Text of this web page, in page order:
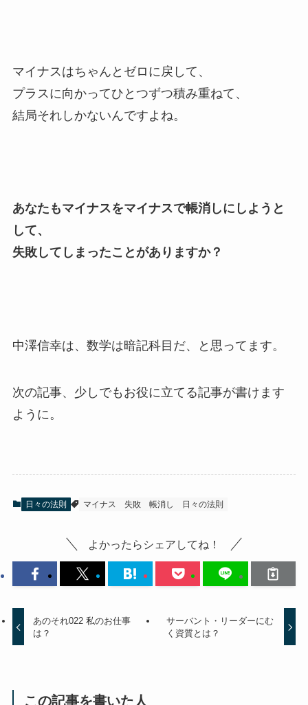
マイナスはちゃんとゼロに戻して、
プラスに向かってひとつずつ積み重ねて、
結局それしかないんですよね。
あなたもマイナスをマイナスで帳消しにしようと
して、
失敗してしまったことがありますか？
中澤信幸は、数学は暗記科目だ、と思ってます。
次の記事、少しでもお役に立てる記事が書けます
ように。
日々の法則 マイナス 失敗 帳消し 日々の法則
よかったらシェアしてね！
あのそれ022 私のお仕事
は？
サーバント・リーダーにむ
く資質とは？
この記事を書いた人